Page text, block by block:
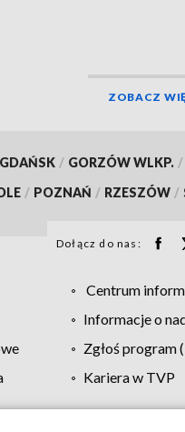
ZOBACZ
GDAŃSK / GORZÓW WLKP. /
/ POZNAŃ / RZESZÓW /
Dołącz do nas:
Centrum
Informacje o
Zgłoś program
Kariera w TVP